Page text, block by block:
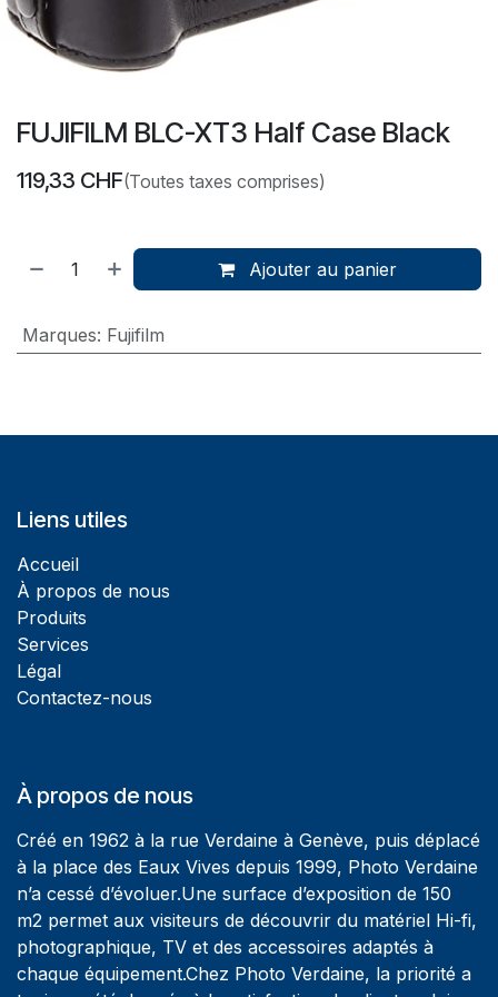
FUJIFILM BLC-XT3 Half Case Black
119,33 CHF(Toutes taxes comprises)
Ajouter au panier
Marques: Fujifilm
Liens utiles
Accueil
À propos de nous
Produits
Services
Légal
Contactez-nous
À propos de nous
Créé en 1962 à la rue Verdaine à Genève, puis déplacé
à la place des Eaux Vives depuis 1999, Photo Verdaine
n’a cessé d’évoluer.Une surface d’exposition de 150
m2 permet aux visiteurs de découvrir du matériel Hi-fi,
photographique, TV et des accessoires adaptés à
chaque équipement.Chez Photo Verdaine, la priorité a